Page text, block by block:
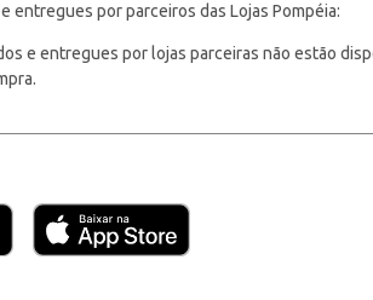
entregues por parceiros das Lojas Pompéia:
e entregues por lojas parceiras não estão